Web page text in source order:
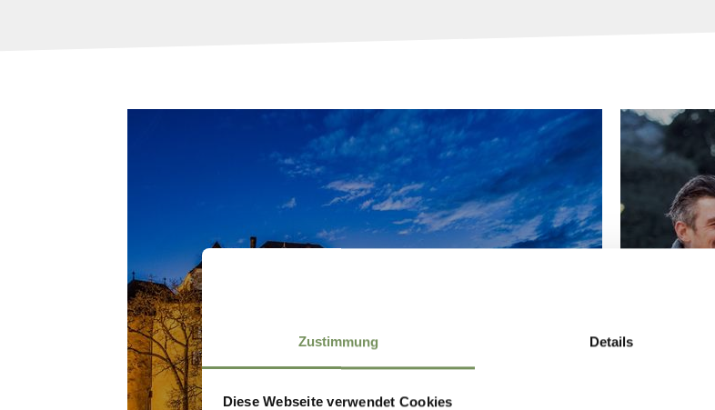
Zustimmung Details
Diese Webseite verwendet Cookies